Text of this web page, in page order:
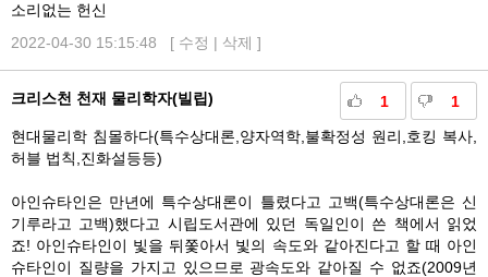
소리없는 헌신
2022-04-30 15:15:48 [ 수정 | 삭제 ]
1 1
크리스천 천재 물리학자(빌립)
현대물리학 침몰하다(특수상대론,양자역학,불확정성 원리,호킹 복사,
허블 법칙,진화설등등)
아인슈타인은 만년에 특수상대론이 틀렸다고 고백(특수상대론은 신
기루라고 고백)했다고 시립도서관에 있던 독일인이 쓴 책에서 읽었
죠! 아인슈타인이 빛을 뒤쫓아서 빛의 속도와 같아진다고 할 때 아인
슈타인이 질량을 가지고 있으므로 광속도와 같아질 수 없죠(2009년